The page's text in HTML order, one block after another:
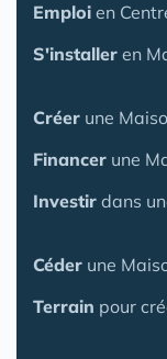
Emploi en
S'installer en
Créer une
Financer une
Investir dans
Céder une
Terrain pour